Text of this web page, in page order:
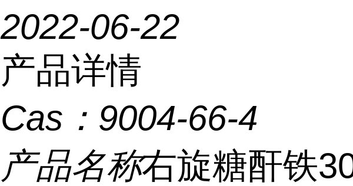
2022-06-22
产品详情
Cas： 9004-66-4
产品名称右旋糖酐铁